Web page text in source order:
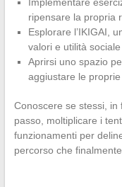
ripensare la propria
Esplorare l’IKIGAI,
valori e utilità
Aprirsi uno spazio
aggiustare le
Conoscere se stessi, in
passo, moltiplicare i
funzionamenti per
percorso che